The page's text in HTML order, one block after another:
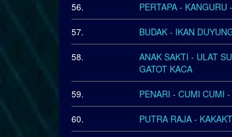
56. PERTAPA -
57. BUDAK - IKAN
58.
ANAK SAKTI - ULAT
GATOT KACA
59. PENARI - CUMI CUMI
60. PUTRA RAJA -